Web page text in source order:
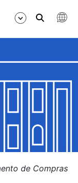
de Compras